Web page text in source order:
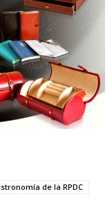
de la RPDC